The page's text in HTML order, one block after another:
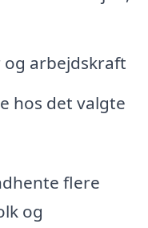
arbejdskraft
hos det valgte
flere
og